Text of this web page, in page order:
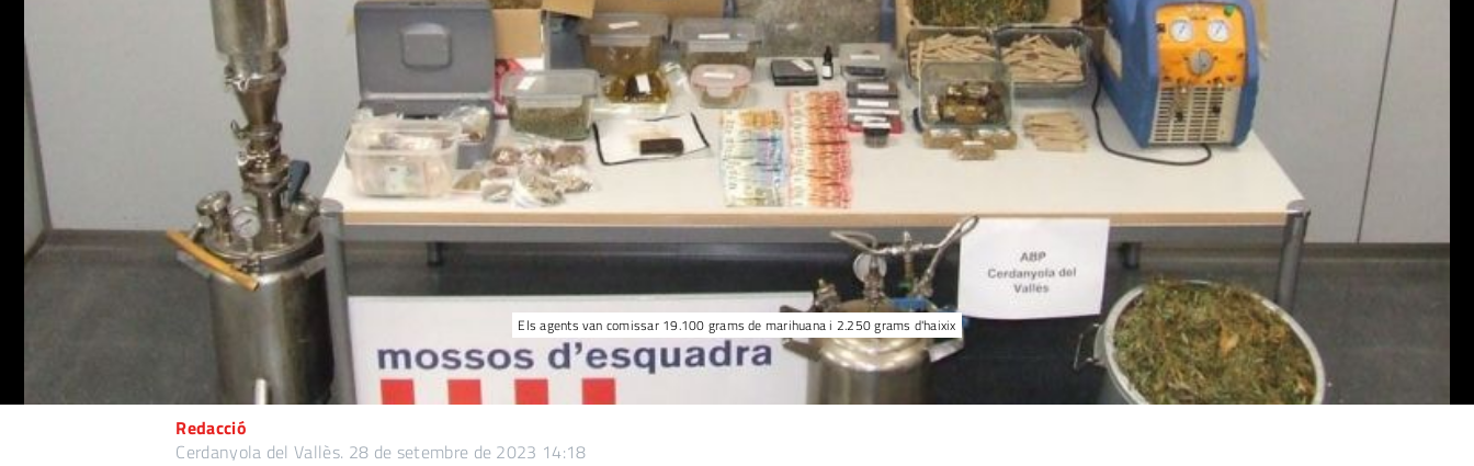
Els agents van comissar 19.100 grams de marihuana i 2.250 grams d'haixix
Redacció
Cerdanyola del Vallès. 28 de setembre de 2023 14:18